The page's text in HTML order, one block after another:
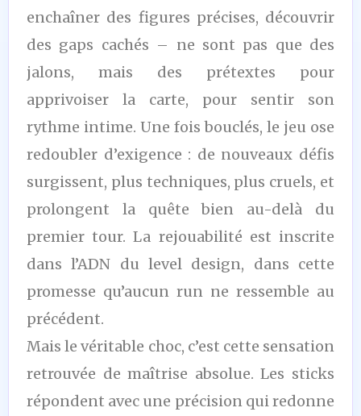
enchaîner des figures précises, découvrir
des gaps cachés – ne sont pas que des
jalons, mais des prétextes pour
apprivoiser la carte, pour sentir son
rythme intime. Une fois bouclés, le jeu ose
redoubler d’exigence : de nouveaux défis
surgissent, plus techniques, plus cruels, et
prolongent la quête bien au-delà du
premier tour. La rejouabilité est inscrite
dans l’ADN du level design, dans cette
promesse qu’aucun run ne ressemble au
précédent.
Mais le véritable choc, c’est cette sensation
retrouvée de maîtrise absolue. Les sticks
répondent avec une précision qui redonne